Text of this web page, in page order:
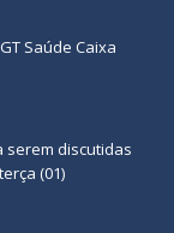
Saúde Caixa
serem discutidas
(01)